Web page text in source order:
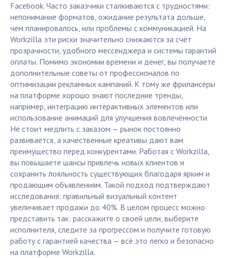
Facebook. Часто заказчики сталкиваются с трудностями:
непонимание форматов, ожидание результата дольше,
чем планировалось, или проблемы с коммуникацией. На
Workzilla эти риски значительно снижаются за счёт
прозрачности, удобного мессенджера и системы гарантий
оплаты. Помимо экономии времени и денег, вы получаете
дополнительные советы от профессионалов по
оптимизации рекламных кампаний. К тому же фрилансеры
на платформе хорошо знают последние тренды,
например, интеграцию интерактивных элементов или
использование анимаций для улучшения вовлечённости.
Не стоит медлить с заказом — рынок постоянно
развивается, а качественные креативы дают вам
преимущество перед конкурентами. Работая с Workzilla,
вы повышаете шансы привлечь новых клиентов и
сохранить лояльность существующих благодаря ярким и
продающим объявлениям. Такой подход подтверждают
исследования: правильный визуальный контент
увеличивает продажи до 40%. В целом процесс можно
представить так: расскажите о своей цели, выберите
исполнителя, следите за прогрессом и получите готовую
работу с гарантией качества — всё это легко и безопасно
на платформе Workzilla.